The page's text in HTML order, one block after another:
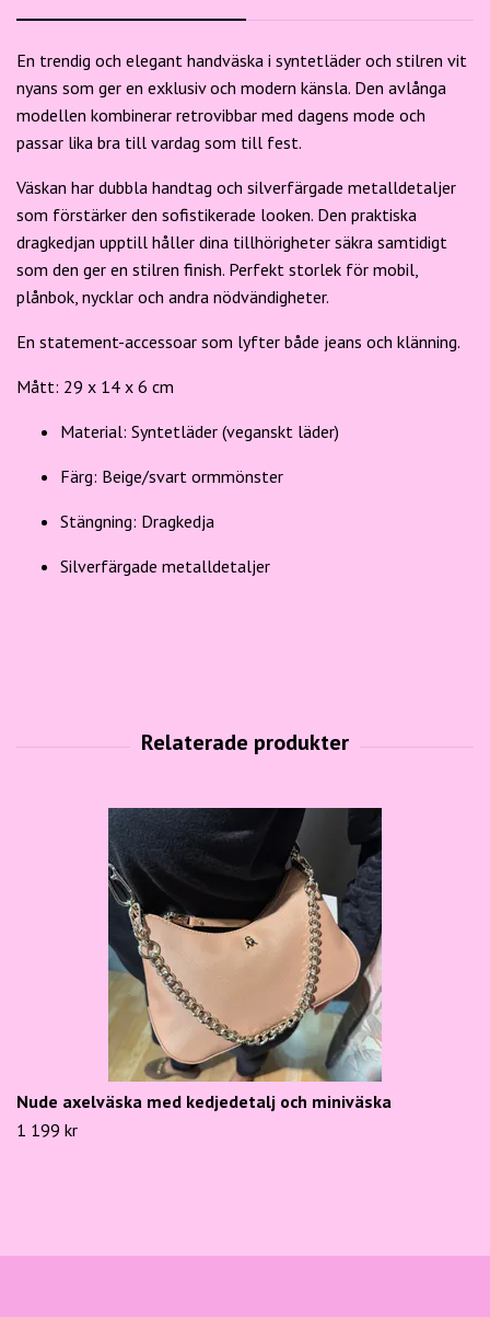
En trendig och elegant handväska i syntetläder och stilren vit
nyans som ger en exklusiv och modern känsla. Den avlånga
modellen kombinerar retrovibbar med dagens mode och
passar lika bra till vardag som till fest.
Väskan har dubbla handtag och silverfärgade metalldetaljer
som förstärker den sofistikerade looken. Den praktiska
dragkedjan upptill håller dina tillhörigheter säkra samtidigt
som den ger en stilren finish. Perfekt storlek för mobil,
plånbok, nycklar och andra nödvändigheter.
En statement-accessoar som lyfter både jeans och klänning.
Mått: 29 x 14 x 6 cm
Material: Syntetläder (veganskt läder)
Färg: Beige/svart ormmönster
Stängning: Dragkedja
Silverfärgade metalldetaljer
Nude axelväska med kedjedetalj och miniväska
1 199 kr